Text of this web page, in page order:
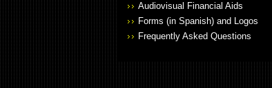
Audiovisual Financial Aids
Forms (in Spanish) and Logos
Frequently Asked Questions